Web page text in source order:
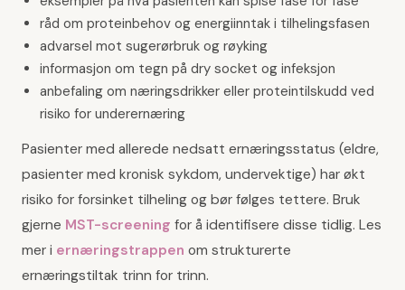
råd om proteinbehov og energiinntak i tilhelingsfasen
advarsel mot sugerørbruk og røyking
informasjon om tegn på dry socket og infeksjon
anbefaling om næringsdrikker eller proteintilskudd ved
risiko for underernæring
Pasienter med allerede nedsatt ernæringsstatus (eldre,
pasienter med kronisk sykdom, undervektige) har økt
risiko for forsinket tilheling og bør følges tettere. Bruk
gjerne MST-screening for å identifisere disse tidlig. Les
mer i ernæringstrappen om strukturerte
ernæringstiltak trinn for trinn.